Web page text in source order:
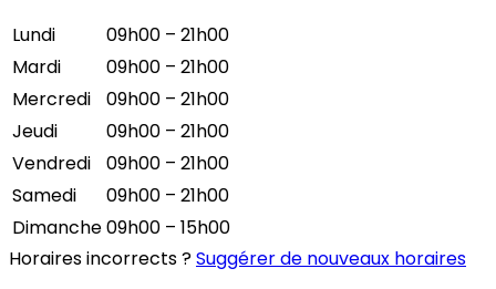
Lundi
09h00 – 21h00
Mardi
09h00 – 21h00
Mercredi
09h00 – 21h00
Jeudi
09h00 – 21h00
Vendredi
09h00 – 21h00
Samedi
09h00 – 21h00
Dimanche09h00 – 15h00
Horaires incorrects ?Suggérer de nouveaux horaires